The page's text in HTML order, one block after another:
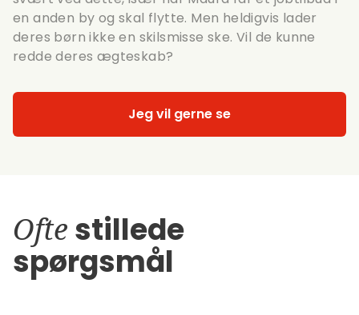
en anden by og skal flytte. Men heldigvis lader
deres børn ikke en skilsmisse ske. Vil de kunne
redde deres ægteskab?
Jeg vil gerne se
Ofte stillede
spørgsmål